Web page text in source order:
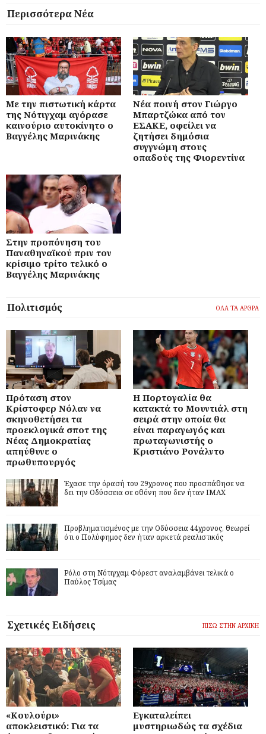
Περισσότερα Νέα
Με την πιστωτική κάρτα
της Νότιγχαμ αγόρασε
καινούριο αυτοκίνητο ο
Βαγγέλης Μαρινάκης
Νέα ποινή στον Γιώργο
Μπαρτζώκα από τον
ΕΣΑΚΕ, οφείλει να
ζητήσει δημόσια
συγγνώμη στους
οπαδούς της Φιορεντίνα
Στην προπόνηση του
Παναθηναϊκού πριν τον
κρίσιμο τρίτο τελικό ο
Βαγγέλης Μαρινάκης
Πολιτισμός ΟΛΑ ΤΑ ΑΡΘΡΑ
Πρόταση στον
Κρίστοφερ Νόλαν να
σκηνοθετήσει τα
προεκλογικά σποτ της
Νέας Δημοκρατίας
απηύθυνε ο
πρωθυπουργός
Η Πορτογαλία θα
κατακτά το Μουντιάλ στη
σειρά στην οποία θα
είναι παραγωγός και
πρωταγωνιστής ο
Κριστιάνο Ρονάλντο
Έχασε την όρασή του 29χρονος που προσπάθησε να
δει την Οδύσσεια σε οθόνη που δεν ήταν IMAX
Προβληματισμένος με την Οδύσσεια 44χρονος, θεωρεί
ότι ο Πολύφημος δεν ήταν αρκετά ρεαλιστικός
Ρόλο στη Νότιγχαμ Φόρεστ αναλαμβάνει τελικά ο
Παύλος Τσίμας
Σχετικές Ειδήσεις ΠΙΣΩ ΣΤΗΝ ΑΡΧΙΚΗ
«Κουλούρι»
αποκλειστικό: Για τα
Εγκαταλείπει
μυστηριωδώς τα σχέδια